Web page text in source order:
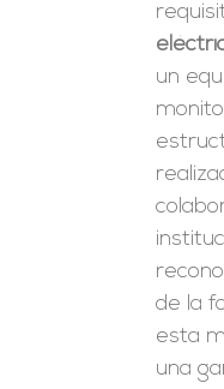
un
de la
esta
una